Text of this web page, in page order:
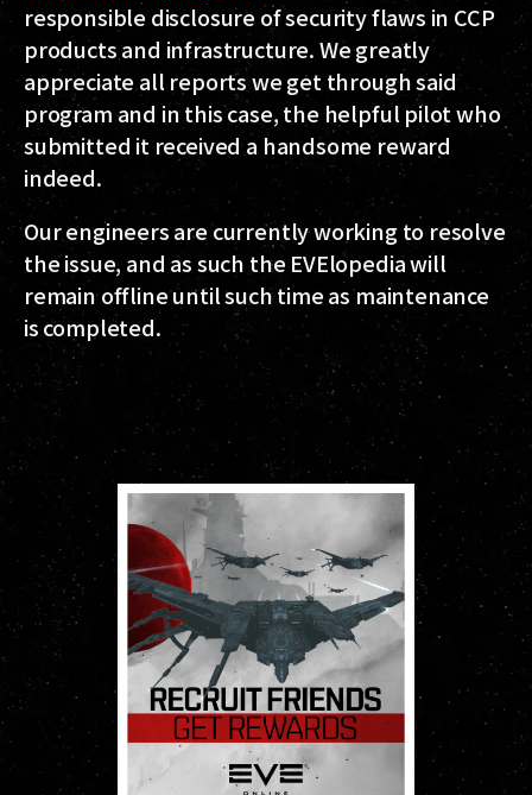
responsible disclosure of security flaws in CCP
products and infrastructure. We greatly
appreciate all reports we get through said
program and in this case, the helpful pilot who
submitted it received a handsome reward
indeed.
Our engineers are currently working to resolve
the issue, and as such the EVElopedia will
remain offline until such time as maintenance
is completed.